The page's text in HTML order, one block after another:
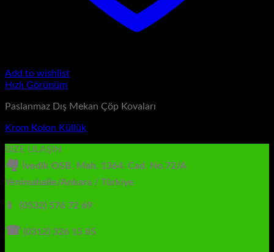
Add to wishlist
Hızlı Görünüm
Paslanmaz Dış Mekan Çöp Kovaları
Krom Kolon Küllük
BİZE ULAŞIN
🏘
İvedik OSB. Mah. 1364. Cad. No.72/A
Yenimahalle/Ankara / Türkiye
📱 (0532) 576 72 69
☎ (0312) 326 15 85